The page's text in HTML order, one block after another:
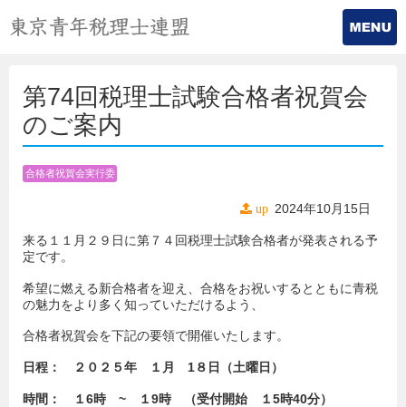
第74回税理士試験合格者祝賀会
のご案内
合格者祝賀会実行委
up 2024年10月15日
来る１１月２９日に第７４回税理士試験合格者が発表される予
定です。
希望に燃える新合格者を迎え、合格をお祝いするとともに青税
の魅力をより多く知っていただけるよう、
合格者祝賀会を下記の要領で開催いたします。
日程： ２０２５年 １月 1８日（土曜日）
時間： １6時 ~ １9時 （受付開始 １5時40分）